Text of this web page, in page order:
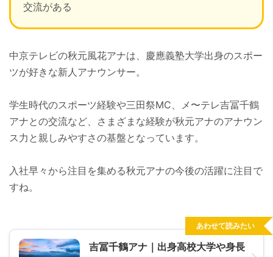
交流がある
中京テレビの秋元風花アナは、慶應義塾大学出身のスポー
ツが好きな新人アナウンサー。
学生時代のスポーツ経験や三田祭MC、メ〜テレ吉冨千鶴
アナとの交流など、さまざまな経験が秋元アナのアナウン
ス力と親しみやすさの基盤となっています。
入社早々から注目を集める秋元アナの今後の活躍に注目で
すね。
吉冨千鶴アナ｜出身高校大学や身長
あわせて読みたい